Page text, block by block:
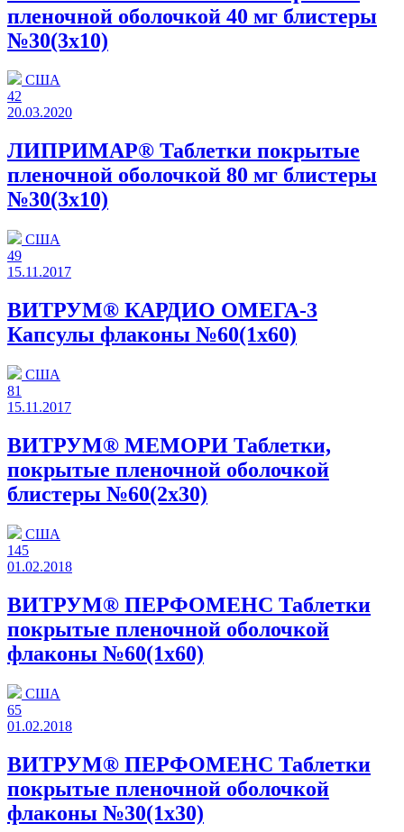
пленочной оболочкой 40 мг блистеры
№30(3x10)
США
42
20.03.2020
ЛИПРИМАР® Таблетки покрытые
пленочной оболочкой 80 мг блистеры
№30(3x10)
США
49
15.11.2017
ВИТРУМ® КАРДИО ОМЕГА-3
Капсулы флаконы №60(1x60)
США
81
15.11.2017
ВИТРУМ® МЕМОРИ Таблетки,
покрытые пленочной оболочкой
блистеры №60(2x30)
США
145
01.02.2018
ВИТРУМ® ПЕРФОМЕНС Таблетки
покрытые пленочной оболочкой
флаконы №60(1x60)
США
65
01.02.2018
ВИТРУМ® ПЕРФОМЕНС Таблетки
покрытые пленочной оболочкой
флаконы №30(1x30)